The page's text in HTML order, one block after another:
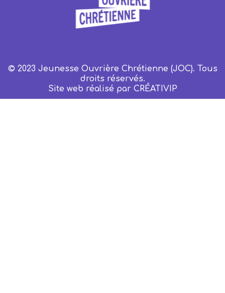
© 2023 Jeunesse Ouvrière Chrétienne (JOC). Tous
droits réservés.
Site web réalisé par CRÉATIVIP